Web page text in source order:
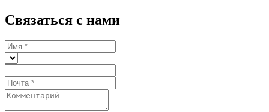
Связаться с нами